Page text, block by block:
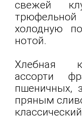
свежей
холодную
нотой.
Хлебная
ассорти
пшеничных,
пряным